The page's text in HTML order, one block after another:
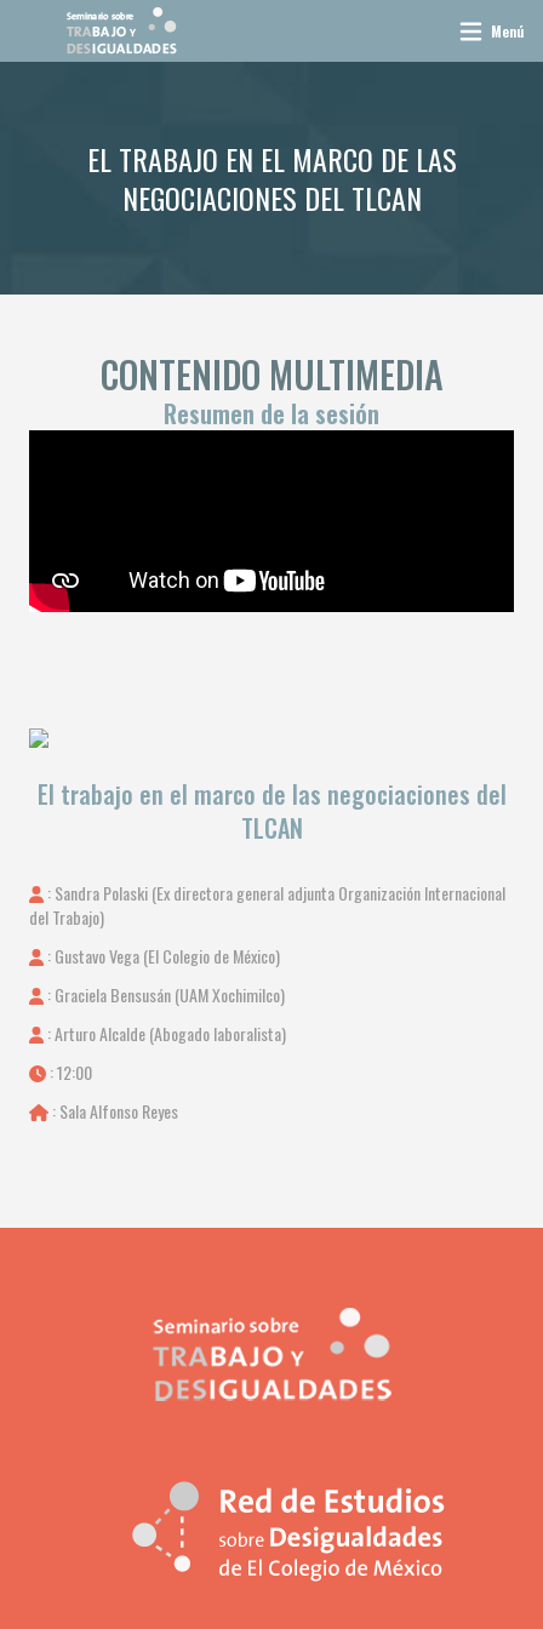
Menú
EL TRABAJO EN EL MARCO DE LAS
NEGOCIACIONES DEL TLCAN
CONTENIDO MULTIMEDIA
Resumen de la sesión
El trabajo en el marco de las negociaciones del
TLCAN
: Sandra Polaski (Ex directora general adjunta Organización Internacional
del Trabajo)
: Gustavo Vega (El Colegio de México)
: Graciela Bensusán (UAM Xochimilco)
: Arturo Alcalde (Abogado laboralista)
: 12:00
: Sala Alfonso Reyes